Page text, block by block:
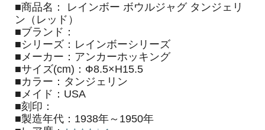
■商品名： レインボー ボウルジャグ タンジェリ
ン（レッド）
■ブランド：
■シリーズ：レインボーシリーズ
■メーカー：アンカーホッキング
■サイズ(cm)：Ф8.5×H15.5
■カラー：タンジェリン
■メイド：USA
■刻印：
■製造年代：1938年～1950年